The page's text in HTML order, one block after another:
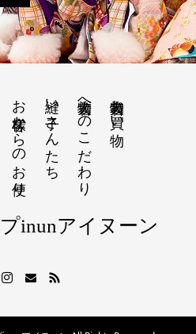
犬着物お買い物
犬着物へのこだわり
縫い子さんたち
お客様からのお便り
inunアイヌーン